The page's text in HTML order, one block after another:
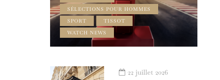
SÉLECTIONS POUR HOMMES
SPORT
TISSOT
WATCH NEWS
22 juillet 2026